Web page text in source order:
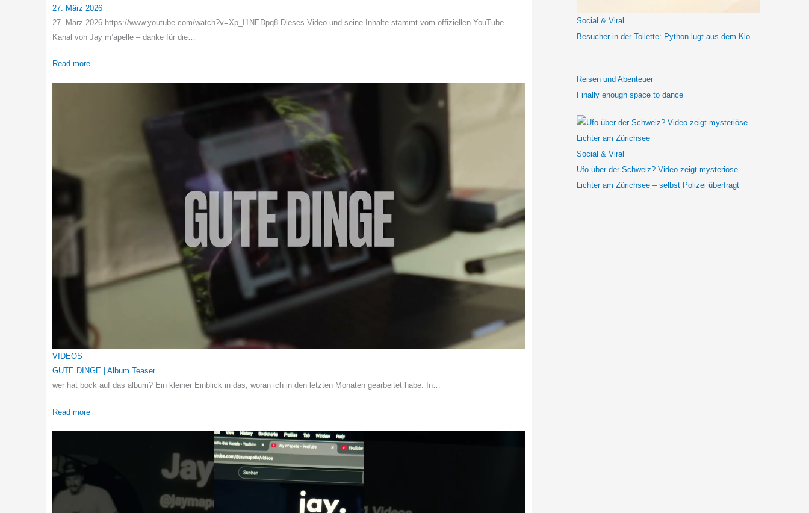
27. März 2026
27. März 2026 https://www.youtube.com/watch?v=Xp_I1NEDpq8 Dieses Video und seine Inhalte stammt vom offiziellen YouTube-
Kanal von Jay m’apelle – danke für die…
Read more
VIDEOS
GUTE DINGE | Album Teaser
wer hat bock auf das album? Ein kleiner Einblick in das, woran ich in den letzten Monaten gearbeitet habe. In…
Read more
h
Social & Viral
Besucher in der Toilette: Python lugt aus dem Klo
Reisen und Abenteuer
Finally enough space to dance
Social & Viral
Ufo über der Schweiz? Video zeigt mysteriöse
Lichter am Zürichsee – selbst Polizei überfragt